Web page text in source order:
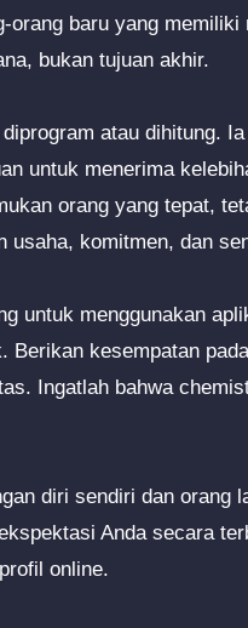
orang baru yang
bukan tujuan akhir.
atau dihitung.
untuk menerima
orang yang tepat,
usaha, komitmen, dan
untuk menggunakan
Berikan kesempatan
Ingatlah bahwa
diri sendiri dan orang
Anda secara
online.